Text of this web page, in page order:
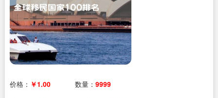
价格： ￥1.00 数量： 9999